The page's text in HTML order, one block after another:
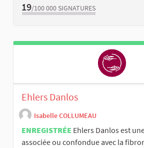
19/100 000 SIGNATURES
Ehlers Danlos
Isabelle COLLUMEAU
ENREGISTRÉE Ehlers Danlos est
associée ou confondue avec la